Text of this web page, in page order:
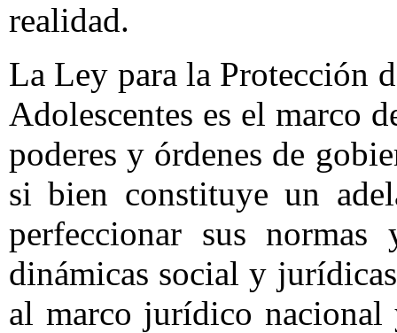
realidad.
La Ley para la Protección
Adolescentes es el marco
poderes y órdenes de
si bien constituye un
perfeccionar sus
dinámicas social y
al marco jurídico nacional